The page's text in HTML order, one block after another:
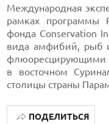
Международная
рамках программы
фонда Conservation
вида амфибий, рыб
флюоресцирующими
в восточном
столицы страны
ПОДЕЛИТЬСЯ